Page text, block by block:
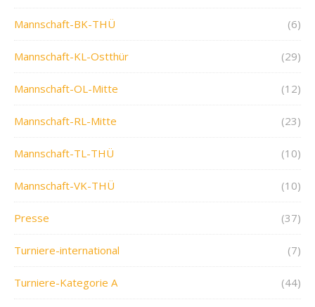
Mannschaft-BK-THÜ (6)
Mannschaft-KL-Ostthür (29)
Mannschaft-OL-Mitte (12)
Mannschaft-RL-Mitte (23)
Mannschaft-TL-THÜ (10)
Mannschaft-VK-THÜ (10)
Presse (37)
Turniere-international (7)
Turniere-Kategorie A (44)